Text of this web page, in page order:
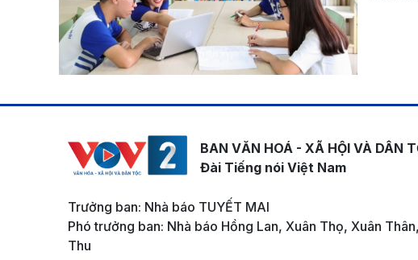
BAN VĂN HOÁ - XÃ HỘI VÀ DÂN
Đài Tiếng nói Việt Nam
Trưởng ban: Nhà báo TUYẾT MAI
Phó trưởng ban: Nhà báo Hồng Lan, Xuân Thọ, Xuân
Thu